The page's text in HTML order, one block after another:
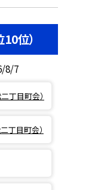
位）
8/7
二丁目町会）
丁目町会）